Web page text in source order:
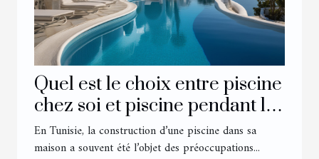
Quel est le choix entre piscine
chez soi et piscine pendant les
vacances chez les Tunisiens ?
En Tunisie, la construction d’une piscine dans sa
maison a souvent été l’objet des préoccupations...